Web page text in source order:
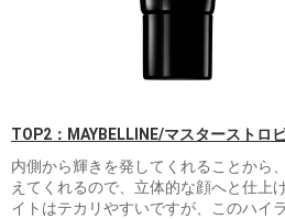
TOP2：MAYBELLINE/マスターストロ
内側から輝きを発してくれることから
えてくれるので、立体的な顔へと仕上
イトはテカリやすいですが、このハイ